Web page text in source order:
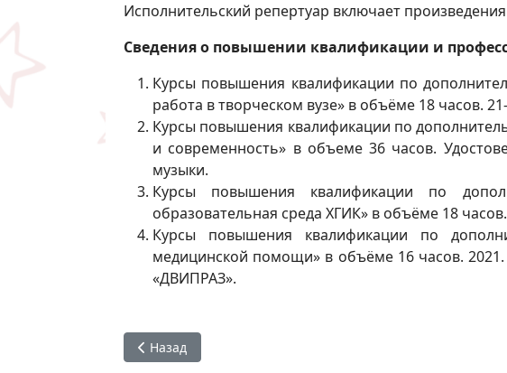
Исполнительский репертуар включает
Сведения о повышении квалификации и
Курсы повышения квалификации по
работа в творческом вузе» в объёме 18 часов.
Курсы повышения квалификации по
и современность» в объеме 36 часов.
музыки.
Курсы повышения квалификации по
образовательная среда ХГИК» в объёме 18
Курсы повышения квалификации по
медицинской помощи» в объёме 16 часов.
«ДВИПРАЗ».
Предыдущий: Лысенко Светлана Юрьевна
Назад